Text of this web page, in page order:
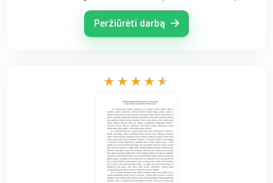
Peržiūrėti darbą